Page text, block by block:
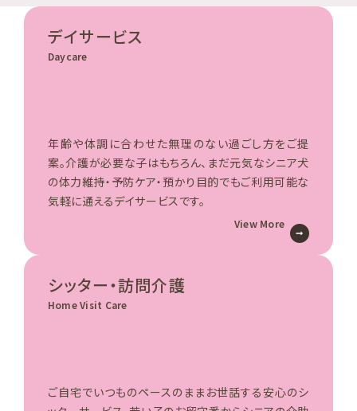
デイサービス
Daycare
年齢や体調に合わせた無理のない過ごし方をご提
案。介護が必要な子はもちろん、まだ元気なシニア犬
の体力維持・予防ケア・預かり目的でもご利用可能な
気軽に通えるデイサービスです。
View More
シッター・訪問介護
Home Visit Care
ご自宅でいつものペースのままお世話する安心のシ